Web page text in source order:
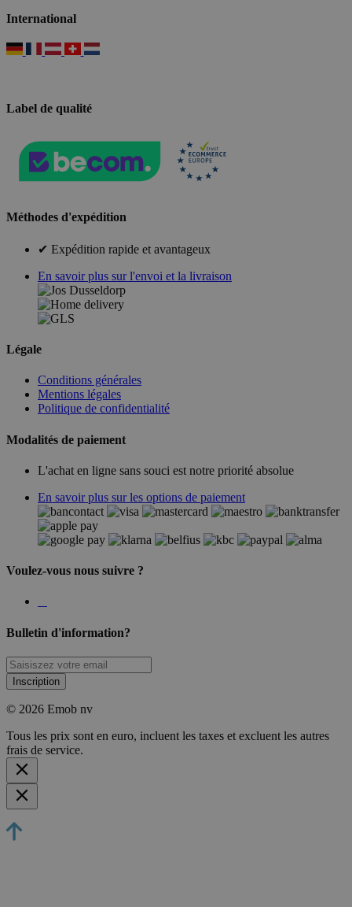
International
Label de qualité
Méthodes d'expédition
✔ Expédition rapide et avantageux
En savoir plus sur l'envoi et la livraison
Légale
Conditions générales
Mentions légales
Politique de confidentialité
Modalités de paiement
L'achat en ligne sans souci est notre priorité absolue
En savoir plus sur les options de paiement
Voulez-vous nous suivre ?
Bulletin d'information?
Inscription
© 2026 Emob nv
Tous les prix sont en euro, incluent les taxes et excluent les autres
frais de service.